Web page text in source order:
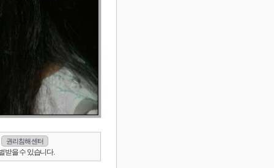
권리침해 센터
받을 수 있습니다.